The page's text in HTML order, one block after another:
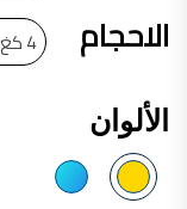
الاحجام
4 كغ
الألوان